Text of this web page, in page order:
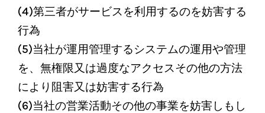
(4)第三者がサービスを利用するのを妨害する
行為
(5)当社が運用管理するシステムの運用や管理
を、無権限又は過度なアクセスその他の方法
により阻害又は妨害する行為
(6)当社の営業活動その他の事業を妨害しもし